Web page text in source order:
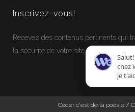
Inscrivez-vous!
Recevez des contenus pertinents qui
la sécurité de votre site Internet.
Coder c'est de la poésie /
chez
je